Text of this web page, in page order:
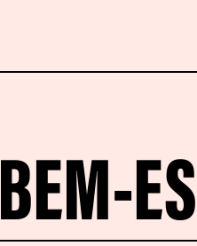
BEM-